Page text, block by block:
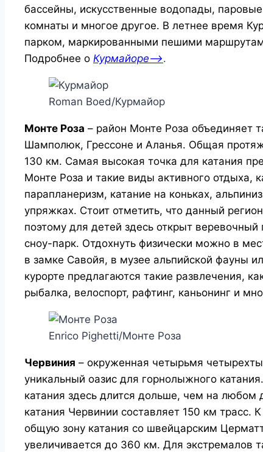
бассейны, искусственные водопады,
комнаты и многое другое. В летнее время
парком, маркированными пешими
Подробнее о Курмайоре—>.
Roman Boed/Курмайор
Монте Роза – район Монте Роза объединяет
Шамполюк, Грессоне и Аланья. Общая
130 км. Самая высокая точка для катания
Монте Роза и такие виды активного отдыха,
парапланеризм, катание на коньках,
упряжках. Стоит отметить, что данный
поэтому для детей здесь открыт
сноу-парк. Отдохнуть физически можно в
в замке Савойя, в музее альпийской фауны
курорте предлагаются такие развлечения,
рыбалка, велоспорт, рафтинг, каньонинг и
Enrico Pighetti/Монте Роза
Червиния – окруженная четырьмя
уникальный оазис для горнолыжного
катания здесь длится дольше, чем на
катания Червинии составляет 150 км
общую зону катания со швейцарским
увеличивается до 360 км. Для экстремалов